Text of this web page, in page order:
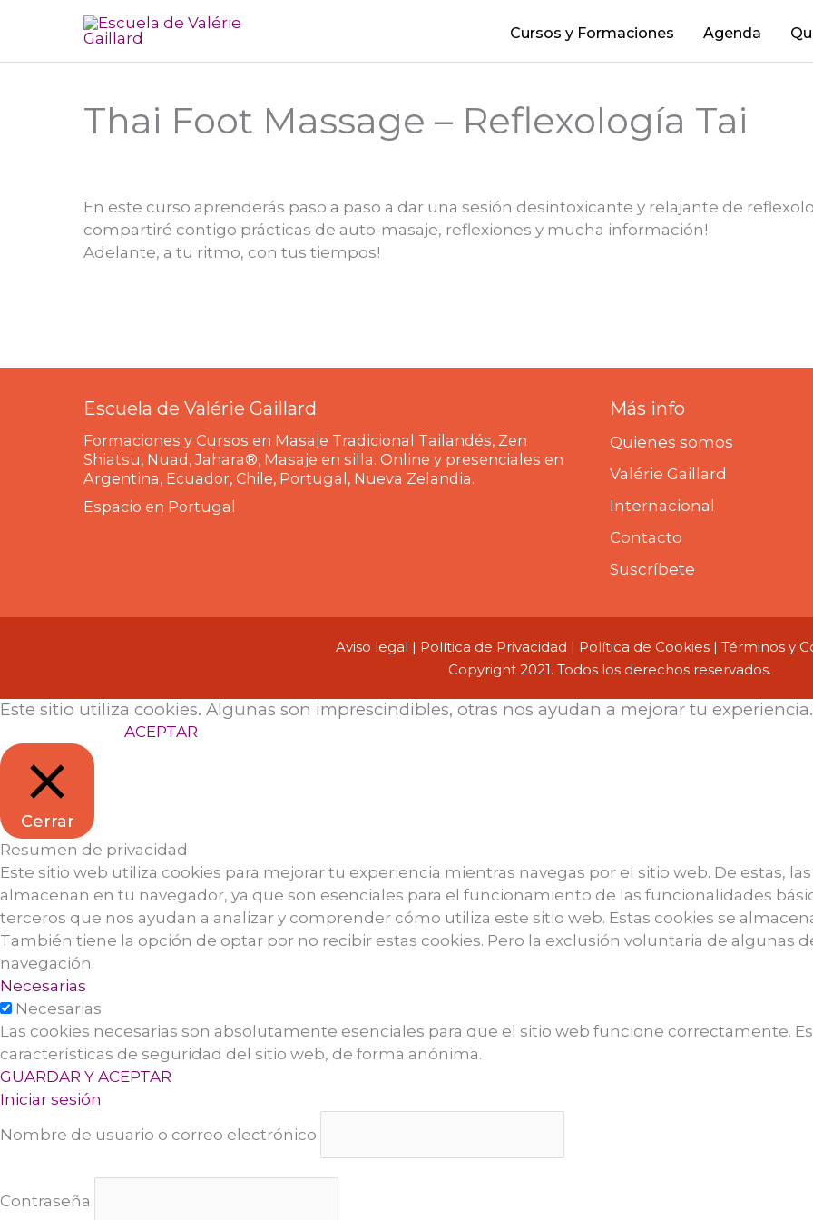
Cursos y Formaciones Agenda
Thai Foot Massage – Reflexología Tai
En este curso aprenderás paso a paso a dar una sesión desintoxicante y relajante de
compartiré contigo prácticas de auto-masaje, reflexiones y mucha información!
Adelante, a tu ritmo, con tus tiempos!
Escuela de Valérie Gaillard
Formaciones y Cursos en Masaje Tradicional Tailandés, Zen
Shiatsu, Nuad, Jahara®, Masaje en silla. Online y presenciales en
Argentina, Ecuador, Chile, Portugal, Nueva Zelandia.
Espacio en Portugal
Más info
Quienes somos
Valérie Gaillard
Internacional
Contacto
Suscríbete
Aviso legal | Política de Privacidad | Política de Cookies | Términos y
Copyright 2021. Todos los derechos reservados.
Este sitio utiliza cookies. Algunas son imprescindibles, otras nos ayudan a mejorar tu experiencia.
ACEPTAR
Cerrar
Resumen de privacidad
Este sitio web utiliza cookies para mejorar tu experiencia mientras navegas por el sitio web. De estas,
almacenan en tu navegador, ya que son esenciales para el funcionamiento de las funcionalidades
terceros que nos ayudan a analizar y comprender cómo utiliza este sitio web. Estas cookies se
También tiene la opción de optar por no recibir estas cookies. Pero la exclusión voluntaria de algunas
navegación.
Necesarias
Necesarias
Las cookies necesarias son absolutamente esenciales para que el sitio web funcione correctamente.
características de seguridad del sitio web, de forma anónima.
GUARDAR Y ACEPTAR
Iniciar sesión
Nombre de usuario o correo electrónico
Contraseña